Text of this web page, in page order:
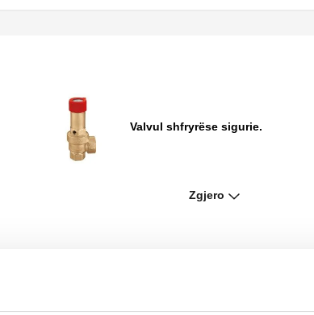
Valvul shfryrëse sigurie.
Zgjero